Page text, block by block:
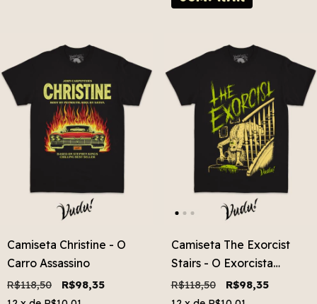
Camiseta Christine - O
Carro Assassino
R$118,50 R$98,35
Camiseta The Exorcist
Stairs - O Exorcista
Escada
R$118,50 R$98,35